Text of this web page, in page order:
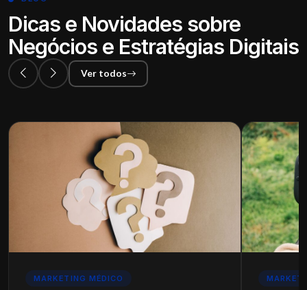
Dicas e Novidades sobre
Negócios e Estratégias Digitais
Ver todos
MARKETING MÉDICO